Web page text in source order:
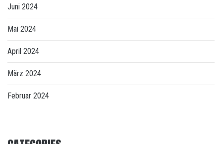
Juni 2024
Mai 2024
April 2024
März 2024
Februar 2024